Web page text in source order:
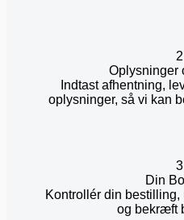
Oplysninger
Indtast afhentning,
oplysninger, så vi kan
Din
Kontrollér din
og bekræft